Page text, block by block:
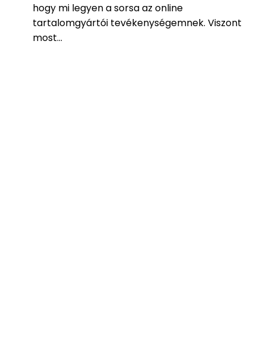
hogy mi legyen a sorsa az online
tartalomgyártói tevékenységemnek. Viszont
most...